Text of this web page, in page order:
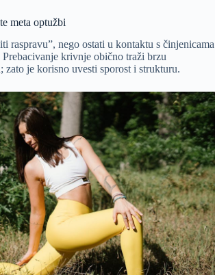
meta optužbi
raspravu”, nego ostati u kontaktu s činjenicama
krivnje obično traži brzu
zato je korisno uvesti sporost i strukturu.